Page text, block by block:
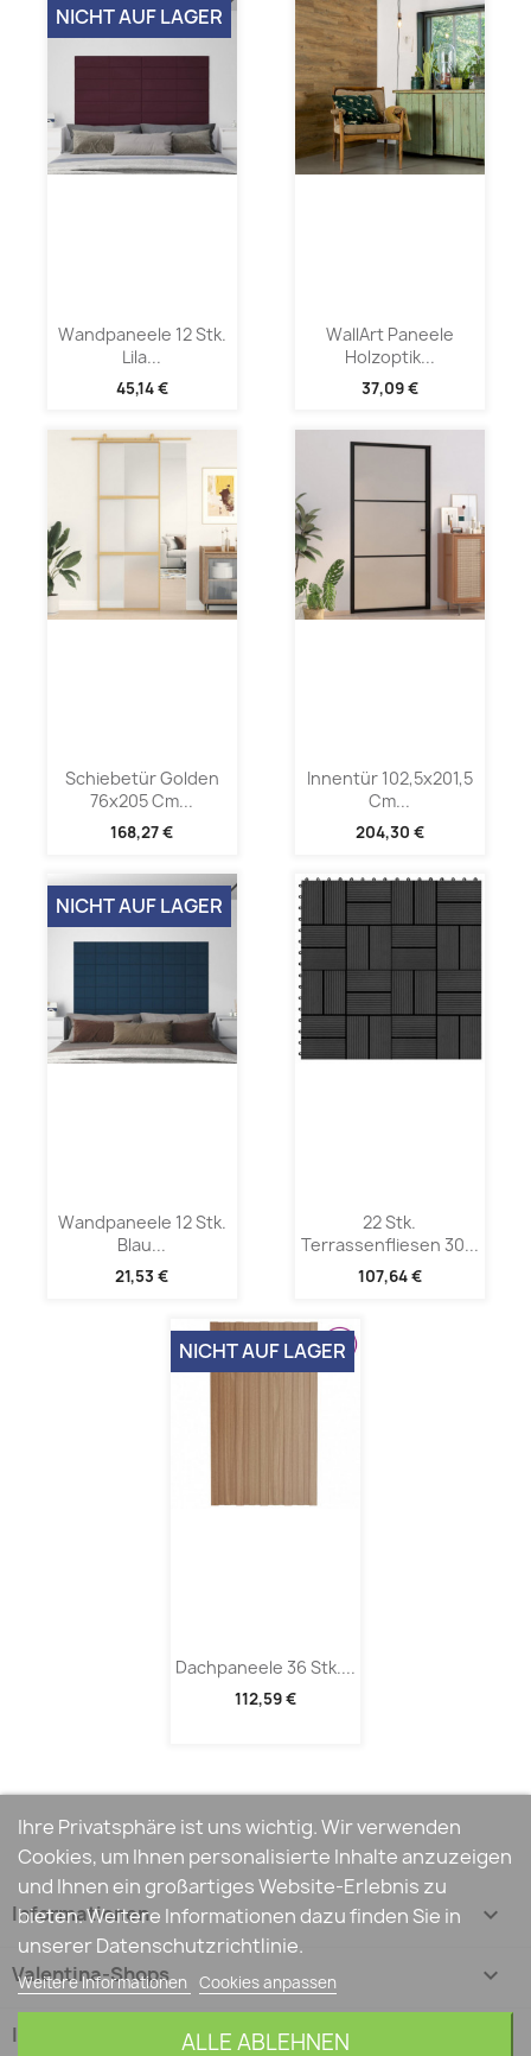
Wandpaneele 12 Stk.
Lila...
45,14 €
NICHT AUF LAGER
WallArt Paneele
Holzoptik...
37,09 €
Schiebetür Golden
76x205 Cm...
168,27 €
Innentür 102,5x201,5
Cm...
204,30 €
Wandpaneele 12 Stk.
Blau...
21,53 €
NICHT AUF LAGER
22 Stk.
Terrassenfliesen 30...
107,64 €
Dachpaneele 36 Stk....
112,59 €
NICHT AUF LAGER
Informationen 
Valentina-Shops 
Ihr Konto
Ihre Privatsphäre ist uns wichtig. Wir verwenden
Cookies, um Ihnen personalisierte Inhalte anzuzeigen
und Ihnen ein großartiges Website-Erlebnis zu
bieten. Weitere Informationen dazu finden Sie in
unserer Datenschutzrichtlinie.
Weitere Informationen Cookies anpassen
ALLE ABLEHNEN